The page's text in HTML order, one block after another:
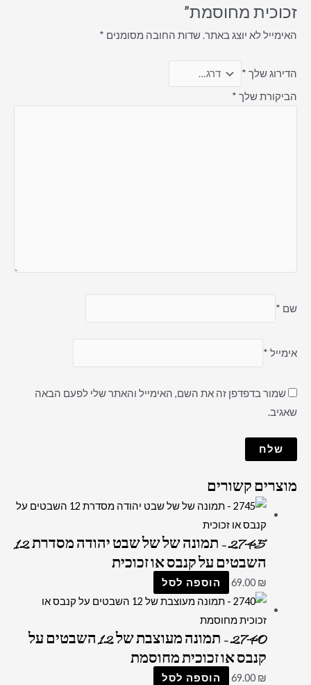
זכוכית מחוסמת”
האימייל לא יוצג באתר.שדות החובה מסומנים *
הדירוג שלך *
הביקורת שלך *
שם *
אימייל *
שמור בדפדפן זה את השם, האימייל והאתר שלי לפעם הבאה
שאגיב.
מוצרים קשורים
2745 – תמונה של של שבט יהודה מסדרת 12
השבטים על קנבס או זכוכית
69.00 ₪ הוספה לסל
2740 – תמונה מעוצבת של 12 השבטים על
קנבס או זכוכית מחוסמת
69.00 ₪ הוספה לסל